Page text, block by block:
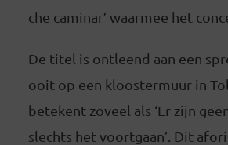
che caminar’ waarmee het
De titel is ontleend aan een
ooit op een kloostermuur in
betekent zoveel als ‘Er zijn
slechts het voortgaan’. Dit